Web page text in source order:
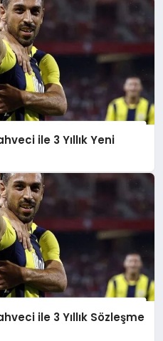
ile 3 Yıllık Yeni
ile 3 Yıllık Sözleşme